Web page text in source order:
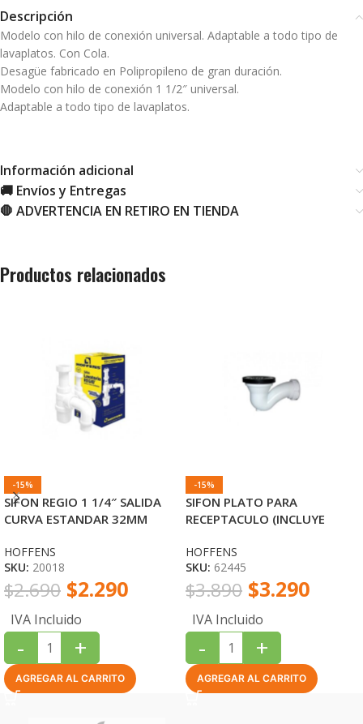
Descripción
Modelo con hilo de conexión universal. Adaptable a todo tipo de
lavaplatos. Con Cola.
Desagüe fabricado en Polipropileno de gran duración.
Modelo con hilo de conexión 1 1/2″ universal.
Adaptable a todo tipo de lavaplatos.
Información adicional
🚚 Envíos y Entregas
🛑 ADVERTENCIA EN RETIRO EN TIENDA
Productos relacionados
-15%
SIFON REGIO 1 1/4″ SALIDA
CURVA ESTANDAR 32MM
HOFFENS
SKU: 20018
$2.690 $2.290
IVA Incluido
- +
AGREGAR AL CARRITO
-15%
SIFON PLATO PARA
RECEPTACULO (INCLUYE
INOXIDABLE) HOFFENS
HOFFENS
SKU: 62445
$3.890 $3.290
IVA Incluido
- +
AGREGAR AL CARRITO